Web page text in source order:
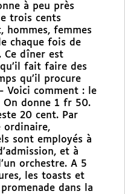
à peu près
trois cents
hommes, femmes
chaque fois de
Ce dîner est
fait faire des
qu’il procure
Voici comment : le
donne 1 fr 50.
20 cent. Par
ordinaire,
sont employés à
et à
orchestre. A 5
les toasts et
dans la